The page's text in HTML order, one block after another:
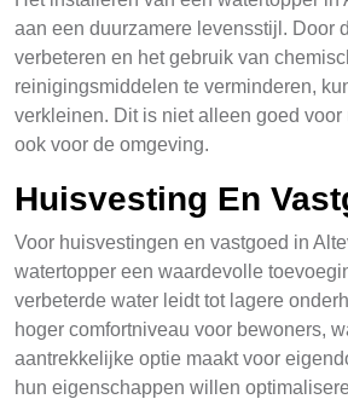
aan een duurzamere levensstijl. Door
verbeteren en het gebruik van
reinigingsmiddelen te verminderen,
verkleinen. Dit is niet alleen goed
ook voor de omgeving.
Huisvesting En
Voor huisvestingen en vastgoed in
watertopper een waardevolle
verbeterde water leidt tot lagere
hoger comfortniveau voor bewoners,
aantrekkelijke optie maakt voor
hun eigenschappen willen